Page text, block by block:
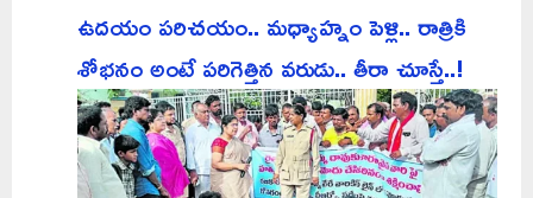
ఉదయం పరిచయం.. మధ్యాహ్నం పెళ్లి.. రాత్రికి
శోభనం అంటే పరిగెత్తిన వరుడు.. తీరా చూస్తే..!